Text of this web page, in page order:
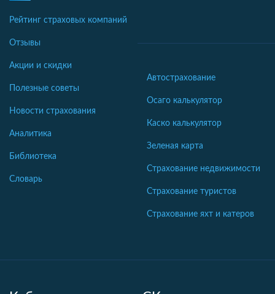
Рейтинг страховых компаний
Отзывы
Акции и скидки
Полезные советы
Новости страхования
Аналитика
Библиотека
Словарь
Автострахование
Осаго калькулятор
Каско калькулятор
Зеленая карта
Страхование недвижимости
Страхование туристов
Страхование яхт и катеров